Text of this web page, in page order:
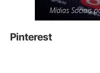
Mídias Sociais
Pinterest